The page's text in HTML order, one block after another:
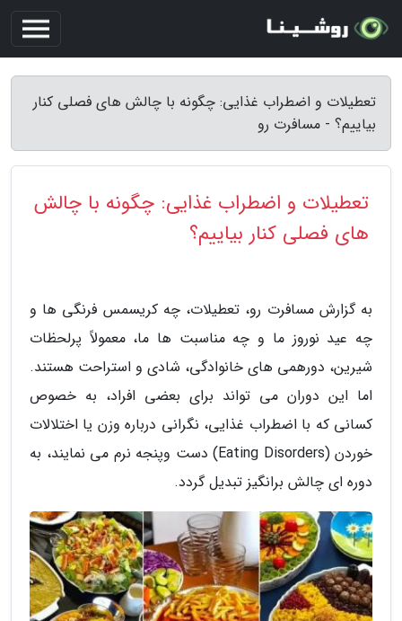
تعطیلات و اضطراب غذایی: چگونه با چالش های فصلی کنار
بیاییم؟ - مسافرت رو
تعطیلات و اضطراب غذایی: چگونه با چالش
های فصلی کنار بیاییم؟
به گزارش مسافرت رو، تعطیلات، چه کریسمس فرنگی ها و
چه عید نوروز ما و چه مناسبت ها ما، معمولاً پرلحظات
شیرین، دورهمی های خانوادگی، شادی و استراحت هستند.
اما این دوران می تواند برای بعضی افراد، به خصوص
کسانی که با اضطراب غذایی، نگرانی درباره وزن یا اختلالات
خوردن (Eating Disorders) دست وپنجه نرم می نمایند، به
دوره ای چالش برانگیز تبدیل گردد.